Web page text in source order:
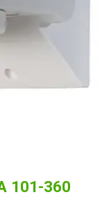
101-360